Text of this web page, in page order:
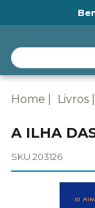
Home Livros
A ILHA
SKU 203126